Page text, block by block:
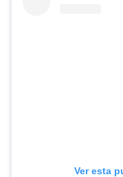
Ver esta